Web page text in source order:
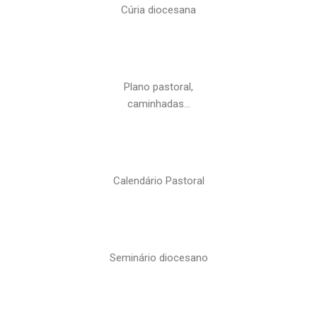
Cúria diocesana
Plano pastoral,
caminhadas…
Calendário Pastoral
Seminário diocesano